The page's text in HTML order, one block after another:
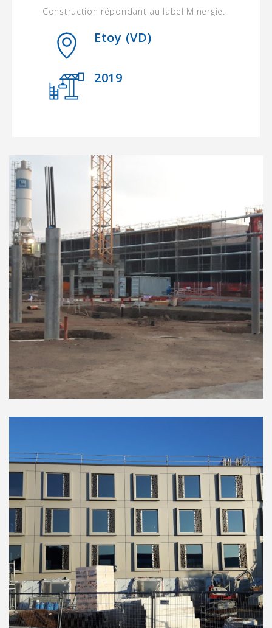
Construction répondant au label Minergie.
Etoy (VD)
2019